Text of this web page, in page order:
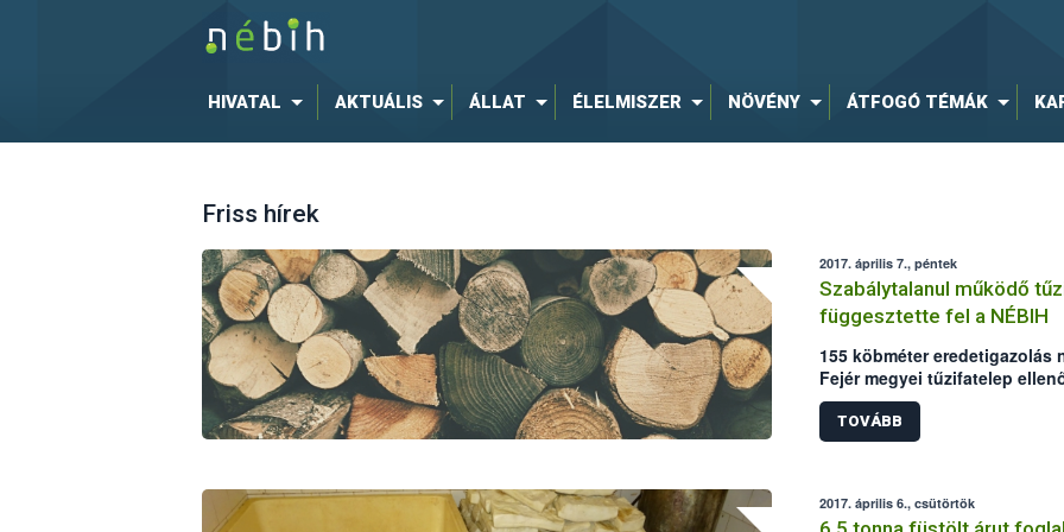
HIVATAL AKTUÁLIS ÁLLAT ÉLELMISZER NÖVÉNY ÁTFOGÓ TÉMÁK
Friss hírek
2017. április 7., péntek
Szabálytalanul működő
függesztette fel a NÉBIH
155 köbméter
Fejér megyei tűzifatelep
biztonsági Hivatal (NÉBIH)
kereskedelmi és reklám
jogszerű működéshez
TOVÁBB
2017. április 6., csütörtök